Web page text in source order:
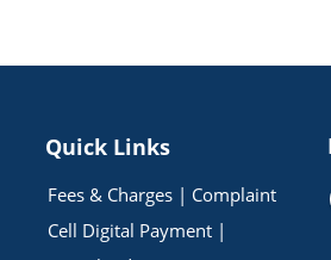
Quick Links
Fees & Charges | Complaint
Cell Digital Payment |